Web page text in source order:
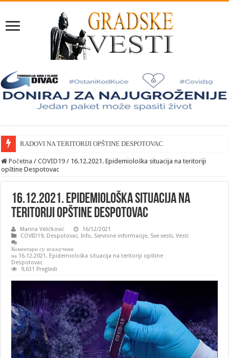
RADOVI NA TERITORIJI OPŠTINE DESPOTOVAC
Početna / COVID19 / 16.12.2021. Epidemiološka situacija na teritoriji
opštine Despotovac
16.12.2021. Epidemiološka situacija na
teritoriji opštine Despotovac
Marina Veličković
16/12/2021
COVID19, Despotovac,Info, Servisne informacije, Sve vesti,Vesti
Коментари су искључени
на 16.12.2021. Epidemiološka situacija na teritoriji opštine
Despotovac
9,631 Pregledi